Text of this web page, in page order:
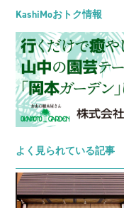
KashiMoおトク情報
よく見られている記事